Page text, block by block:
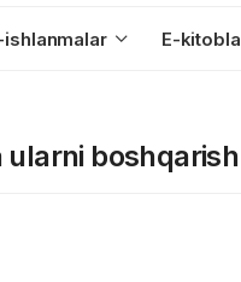
ishlanmalar E-
boshqarish